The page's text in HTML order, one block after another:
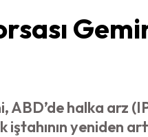
ABD’de halka arz
yeniden